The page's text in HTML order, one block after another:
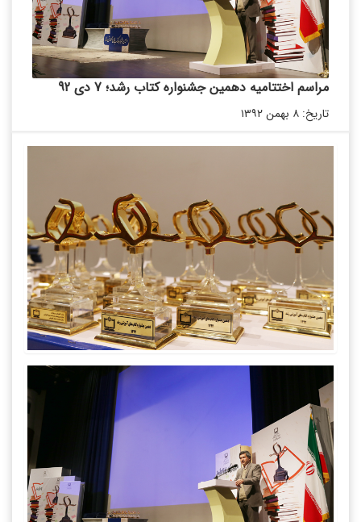
مراسم اختتامیه دهمین جشنواره کتاب رشد؛ 7 دی 92
تاریخ: ۸ بهمن ۱۳۹۲